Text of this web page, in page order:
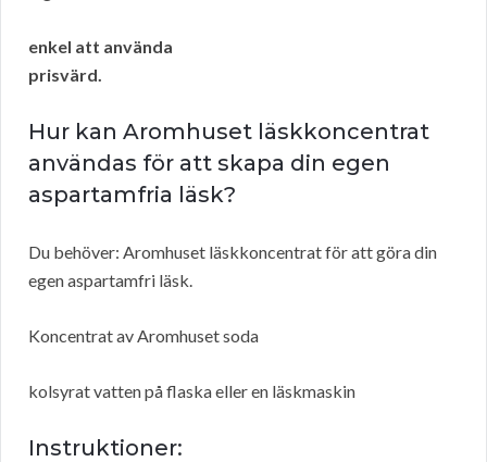
enkel att använda
prisvärd.
Hur kan Aromhuset läskkoncentrat
användas för att skapa din egen
aspartamfria läsk?
Du behöver: Aromhuset läskkoncentrat för att göra din
egen aspartamfri läsk.
Koncentrat av Aromhuset soda
kolsyrat vatten på flaska eller en läskmaskin
Instruktioner: